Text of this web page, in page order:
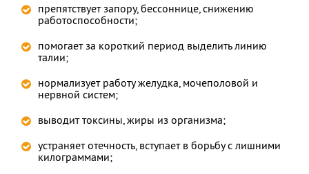
препятствует запору, бессоннице, снижению
работоспособности;
помогает за короткий период выделить линию
талии;
нормализует работу желудка, мочеполовой и
нервной систем;
выводит токсины, жиры из организма;
устраняет отечность, вступает в борьбу с лишними
килограммами;